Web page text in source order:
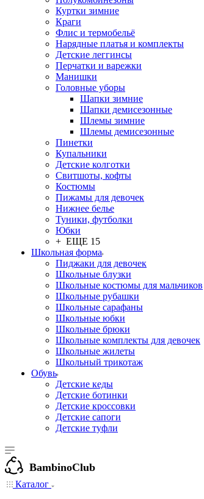
Куртки зимние
Краги
Флис и термобельё
Нарядные платья и комплекты
Детские леггинсы
Перчатки и варежки
Манишки
Головные уборы
Шапки зимние
Шапки демисезонные
Шлемы зимние
Шлемы демисезонные
Пинетки
Купальники
Детские колготки
Свитшоты, кофты
Костюмы
Пижамы для девочек
Нижнее белье
Туники, футболки
Юбки
+ ЕЩЕ 15
Школьная форма
Пиджаки для девочек
Школьные блузки
Школьные костюмы для мальчиков
Школьные рубашки
Школьные сарафаны
Школьные юбки
Школьные брюки
Школьные комплекты для девочек
Школьные жилеты
Школьный трикотаж
Обувь
Детские кеды
Детские ботинки
Детские кроссовки
Детские сапоги
Детские туфли
BambinoClub
Каталог